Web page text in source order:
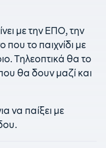
με την ΕΠΟ, την
το παιχνίδι με
Τηλεοπτικά θα το
θα δουν μαζί και
να παίξει με